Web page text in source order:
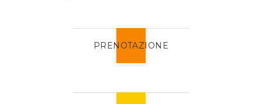
PRENOTAZIONE